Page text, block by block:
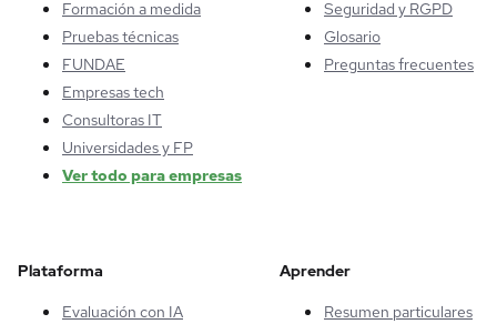
Formación a medida
Pruebas técnicas
FUNDAE
Empresas tech
Consultoras IT
Universidades y FP
Ver todo para empresas
Seguridad y RGPD
Glosario
Preguntas frecuentes
Plataforma
Evaluación con IA
Aprender
Resumen particulares